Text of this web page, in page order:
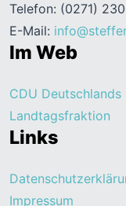
Telefon: (0271)
E-Mail:
Im Web
CDU Deutschlands
Landtagsfraktion
Links
Impressum